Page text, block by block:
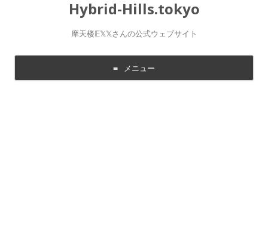
Hybrid-Hills.tokyo
摩天楼𝔼𝕏𝕏さんの公式ウェブサイト
メニュー
コ